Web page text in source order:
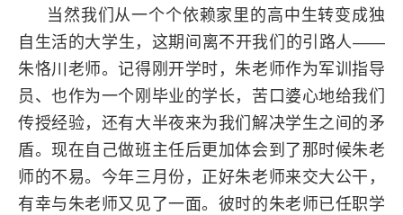
当然我们从一个个依赖家里的高中生转变成独
自生活的大学生，这期间离不开我们的引路人——
朱恪川老师。记得刚开学时，朱老师作为军训指导
员、也作为一个刚毕业的学长，苦口婆心地给我们
传授经验，还有大半夜来为我们解决学生之间的矛
盾。现在自己做班主任后更加体会到了那时候朱老
师的不易。今年三月份，正好朱老师来交大公干，
有幸与朱老师又见了一面。彼时的朱老师已任职学